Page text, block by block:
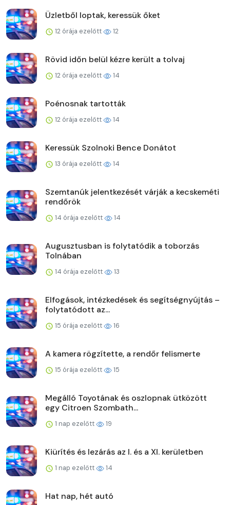
Üzletből loptak, keressük őket
12 órája ezelőtt 12
Rövid időn belül kézre került a tolvaj
12 órája ezelőtt 14
Poénosnak tartották
12 órája ezelőtt 14
Keressük Szolnoki Bence Donátot
13 órája ezelőtt 14
Szemtanúk jelentkezését várják a kecskeméti
rendőrök
14 órája ezelőtt 14
Augusztusban is folytatódik a toborzás
Tolnában
14 órája ezelőtt 13
Elfogások, intézkedések és segítségnyújtás –
folytatódott az...
15 órája ezelőtt 16
A kamera rögzítette, a rendőr felismerte
15 órája ezelőtt 15
Megálló Toyotának és oszlopnak ütközött
egy Citroen Szombath...
1 nap ezelőtt 19
Kiürítés és lezárás az I. és a XI. kerületben
1 nap ezelőtt 14
Hat nap, hét autó